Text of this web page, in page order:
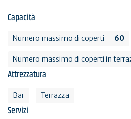
Capacità
Numero massimo di coperti 60
Numero massimo di coperti in
Attrezzatura
Bar Terrazza
Servizi